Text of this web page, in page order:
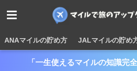
ANAマイルの貯め方 JALマイルの貯め
「一生使えるマイルの知識完